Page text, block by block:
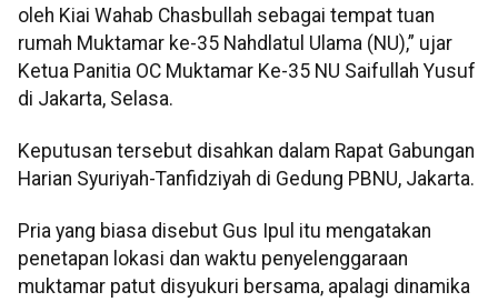
oleh Kiai Wahab Chasbullah sebagai tempat tuan
rumah Muktamar ke-35 Nahdlatul Ulama (NU),” ujar
Ketua Panitia OC Muktamar Ke-35 NU Saifullah Yusuf
di Jakarta, Selasa.
Keputusan tersebut disahkan dalam Rapat Gabungan
Harian Syuriyah-Tanfidziyah di Gedung PBNU, Jakarta.
Pria yang biasa disebut Gus Ipul itu mengatakan
penetapan lokasi dan waktu penyelenggaraan
muktamar patut disyukuri bersama, apalagi dinamika